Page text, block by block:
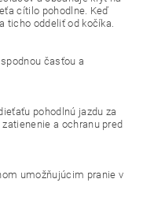
cítilo pohodlne. Keď
ticho oddeliť od kočíka.
časťou a
pohodlnú jazdu za
a ochranu pred
umožňujúcim pranie v